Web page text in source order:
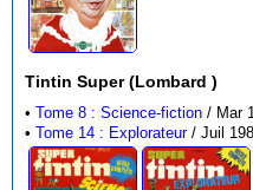
Tintin Super (Lombard )
•Tome 8 : Science-fiction
•Tome 14 : Explorateur